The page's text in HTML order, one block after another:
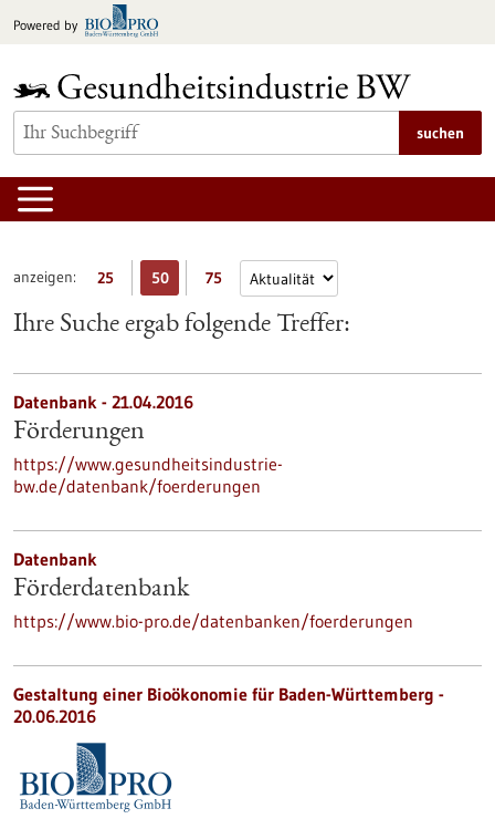
Inhalt
Powered by
suchen
anzeigen: 25 50 75
Ihre Suche ergab folgende Treffer:
Datenbank - 21.04.2016
Förderungen
https://www.gesundheitsindustrie-
bw.de/datenbank/foerderungen
Datenbank
Förderdatenbank
https://www.bio-pro.de/datenbanken/foerderungen
Gestaltung einer Bioökonomie für Baden-Württemberg -
20.06.2016